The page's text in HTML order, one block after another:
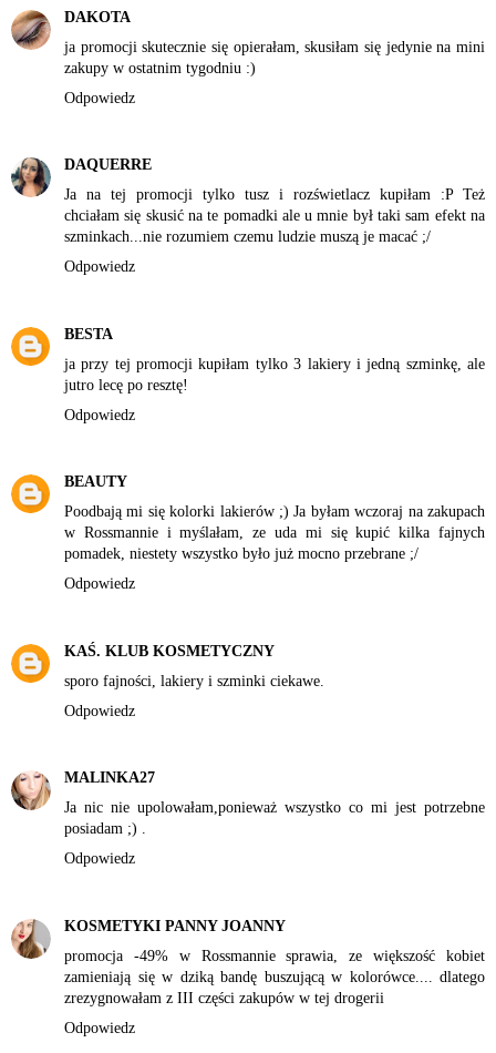
DAKOTA
ja promocji skutecznie się opierałam, skusiłam się jedynie na mini
zakupy w ostatnim tygodniu :)
Odpowiedz
DAQUERRE
Ja na tej promocji tylko tusz i rozświetlacz kupiłam :P Też
chciałam się skusić na te pomadki ale u mnie był taki sam efekt na
szminkach...nie rozumiem czemu ludzie muszą je macać ;/
Odpowiedz
BESTA
ja przy tej promocji kupiłam tylko 3 lakiery i jedną szminkę, ale
jutro lecę po resztę!
Odpowiedz
BEAUTY
Poodbają mi się kolorki lakierów ;) Ja byłam wczoraj na zakupach
w Rossmannie i myślałam, ze uda mi się kupić kilka fajnych
pomadek, niestety wszystko było już mocno przebrane ;/
Odpowiedz
KAŚ. KLUB KOSMETYCZNY
sporo fajności, lakiery i szminki ciekawe.
Odpowiedz
MALINKA27
Ja nic nie upolowałam,ponieważ wszystko co mi jest potrzebne
posiadam ;) .
Odpowiedz
KOSMETYKI PANNY JOANNY
promocja -49% w Rossmannie sprawia, ze większość kobiet
zamieniają się w dziką bandę buszującą w kolorówce.... dlatego
zrezygnowałam z III części zakupów w tej drogerii
Odpowiedz